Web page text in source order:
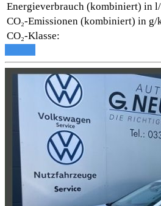
Energieverbrauch (kombiniert) in
CO₂-Emissionen (kombiniert) in g/
CO₂-Klasse: